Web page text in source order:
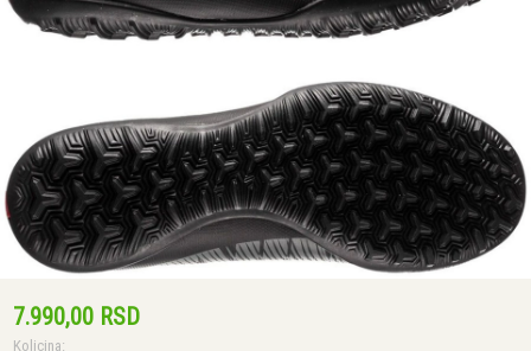
7.990,00 RSD
Kolicina: